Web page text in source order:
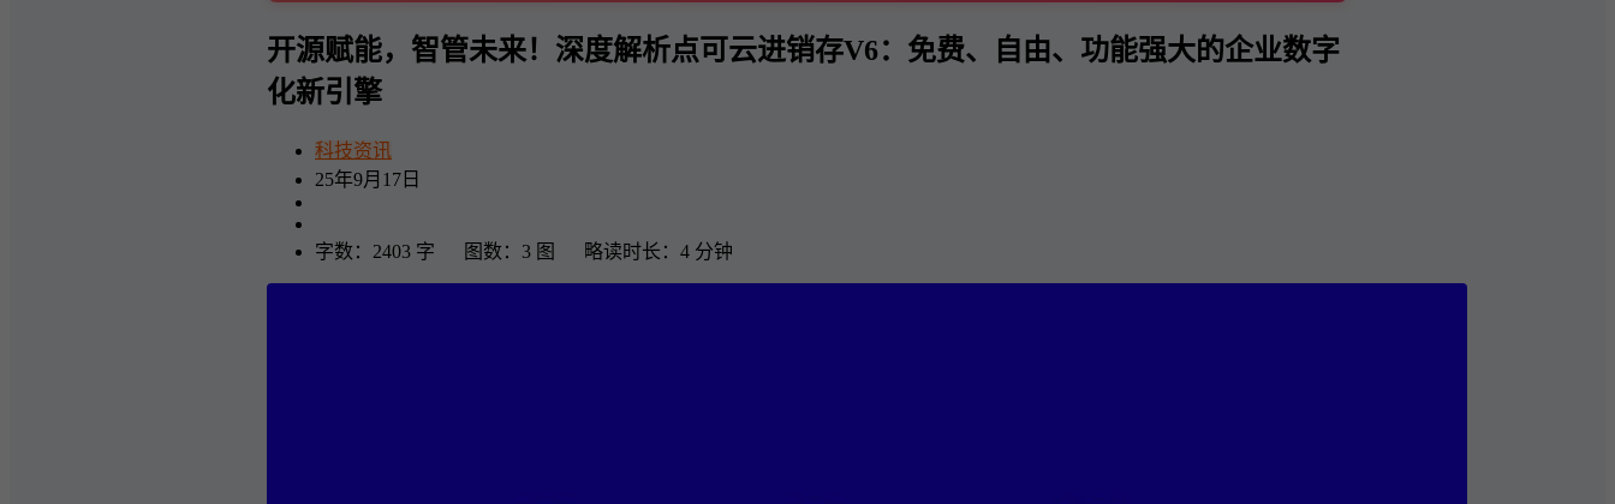
开源赋能，智管未来！深度解析点可云进销存V6：免费、自由、功能强大的企业数字
化新引擎
科技资讯
25年9月17日
字数：2403 字 图数：3 图 略读时长：4 分钟